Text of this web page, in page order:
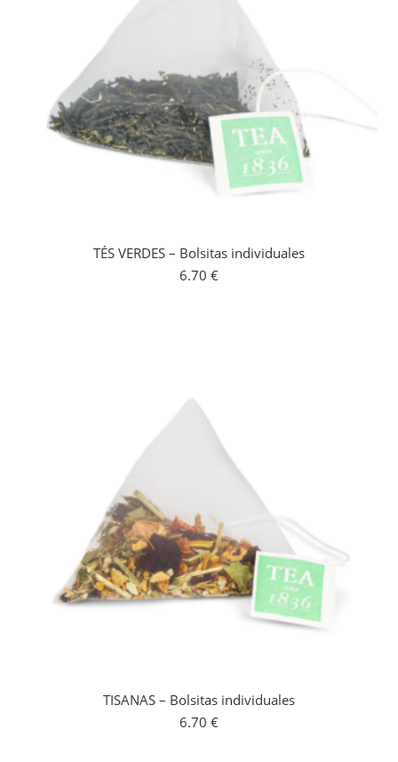
TÉS VERDES – Bolsitas individuales
6.70 €
TISANAS – Bolsitas individuales
6.70 €